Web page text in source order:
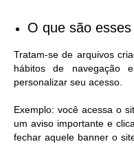
O que são
Tratam-se de arquivos
hábitos de navegação
personalizar seu acesso.
Exemplo: você acessa o
um aviso importante e
fechar aquele banner o